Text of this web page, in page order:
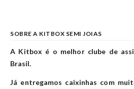
SOBRE A KITBOX SEMI JOIAS
A Kitbox é o melhor clube de
Brasil.
Já entregamos caixinhas com